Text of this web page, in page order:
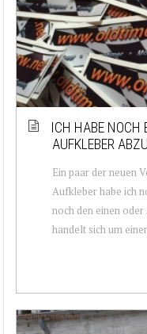
ICH HABE NOCH
AUFKLEBER
Ein paar der neuen
Aufkleber habe ich
noch den einen
handelt sich um